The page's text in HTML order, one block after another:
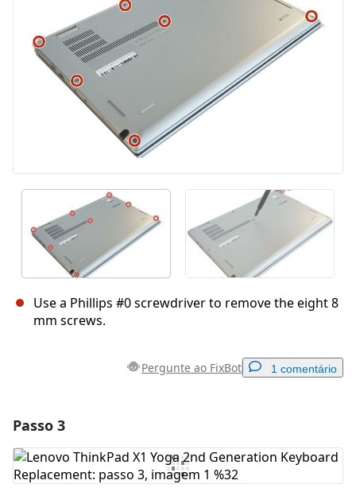
Postar comentário
Use a Phillips #0 screwdriver to remove the eight 8
mm screws.
Pergunte ao FixBot 1 comentário
Comentar
Passo 3